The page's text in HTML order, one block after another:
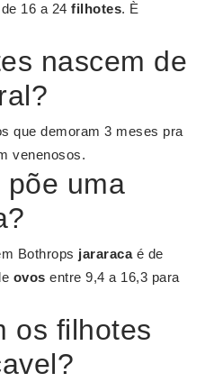
16 a 24 filhotes. È
nascem de
que demoram 3 meses pra
venenosos.
põe uma
Bothrops jararacaé de
ovos entre 9,4 a 16,3 para
os filhotes